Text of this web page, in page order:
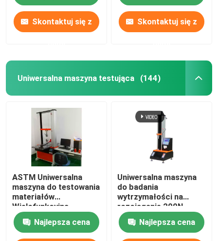
Skontaktuj się z Skontaktuj się z
Uniwersalna maszyna testująca (144)
ASTM Uniwersalna
maszyna do testowania
materiałów
Wielofunkcyjna
Odporna na rdzę
Najlepsza cena
Uniwersalna maszyna
do badania
wytrzymałości na
rozciąganie 200N,
przyrząd do pomiaru
wytrzymałości na
rozciąganie Lixian
Najlepsza cena